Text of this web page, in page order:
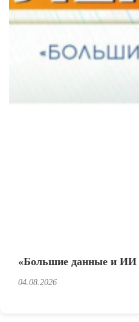
«Большие данные и ИИ
04.08.2026